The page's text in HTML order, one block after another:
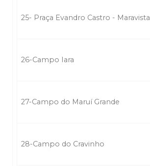
25- Praça Evandro Castro - Maravista
26-Campo Iara
27-Campo do Maruí Grande
28-Campo do Cravinho